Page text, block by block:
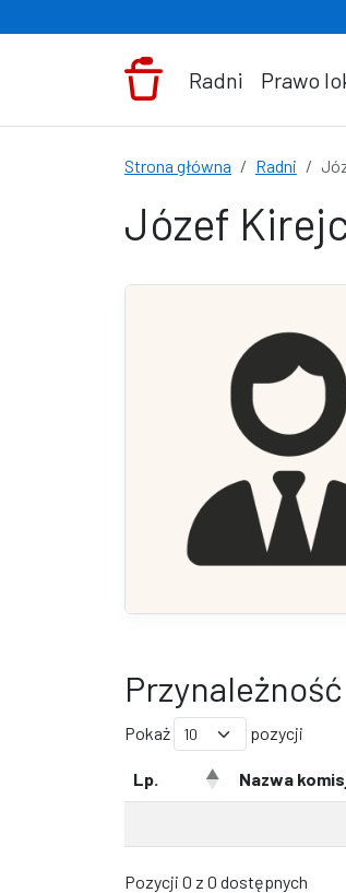
Radni Prawo
Strona główna Radni
Józef
Pokaż pozycji
Lp. Nazwa
Pozycji 0 z 0 dostępnych